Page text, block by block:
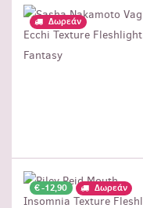
Δωρεάν
€ -12,90 Δωρεάν